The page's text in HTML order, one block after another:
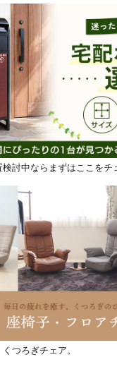
討中ならまずはここをチ
つろぎチェア。